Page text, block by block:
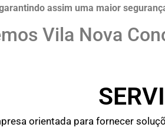
assim uma maior
Vila Nova
orientada para fornecer